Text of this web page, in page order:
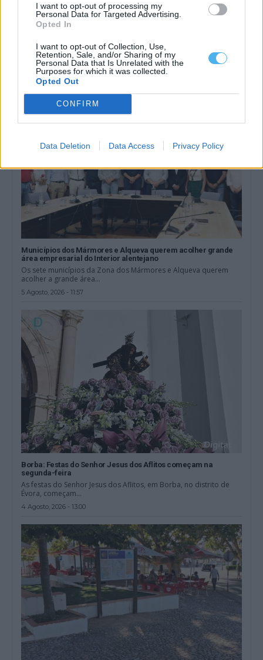
I want to opt-out of processing my
Personal Data for Targeted Advertising.
Opted In
I want to opt-out of Collection, Use,
Retention, Sale, and/or Sharing of my
Personal Data that Is Unrelated with the
Purposes for which it was collected.
Opted Out
CONFIRM
Data Deletion Data Access Privacy Policy
Zona dos Mármores e Alqueva «tem todas as condições para
Alentejo
A Zona dos Mármores e Alqueva «tem todas as condições para
receber» a Grande...
5 Agosto, 2026 - 17:10
Municípios dos Mármores e Alqueva querem acolher grande
área empresarial do Interior alentejano
Os sete municípios da Zona dos Mármores e Alqueva querem
acolher a grande área...
5 Agosto, 2026 - 11:57
Borba: Festas do Senhor Jesus dos Aflitos começam na
segunda-feira
As festas do Senhor Jesus dos Aflitos, em Borba, no distrito de
Évora, começam...
4 Agosto, 2026 - 13:00